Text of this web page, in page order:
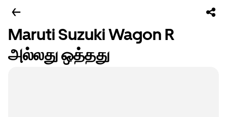
Maruti Suzuki Wagon R
அல்லது ஒத்தது